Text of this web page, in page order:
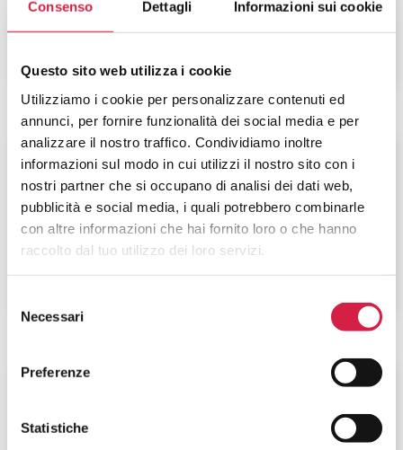
Consenso Dettagli Informazioni sui cookie
Questo sito web utilizza i cookie
Utilizziamo i cookie per personalizzare contenuti ed
annunci, per fornire funzionalità dei social media e per
analizzare il nostro traffico. Condividiamo inoltre
informazioni sul modo in cui utilizzi il nostro sito con i
nostri partner che si occupano di analisi dei dati web,
pubblicità e social media, i quali potrebbero combinarle
con altre informazioni che hai fornito loro o che hanno
raccolto dal tuo utilizzo dei loro servizi.
delNecessari
Preferenze
Statistiche
Viale Stelluti Scala 26
Marche - Ancona
AST Ancona – Ospedale Senigallia
Via Cellini, 1
Marche-
AST Ascoli Piceno – Ospedale